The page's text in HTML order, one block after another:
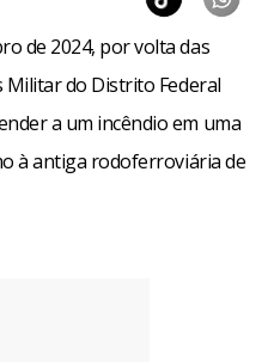
de 2024, por volta das
do Distrito Federal
a um incêndio em uma
à antiga rodoferroviária de